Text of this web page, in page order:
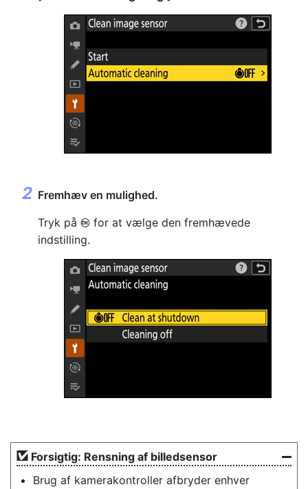
Fremhæv en mulighed.
Tryk på J for at vælge den fremhævede
indstilling.
Forsigtig: Rensning af billedsensor
Brug af kamerakontroller afbryder enhver